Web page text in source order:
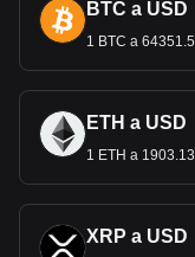
BTC a USD
1 BTC a
ETH a USD
1 ETH a
XRP a USD